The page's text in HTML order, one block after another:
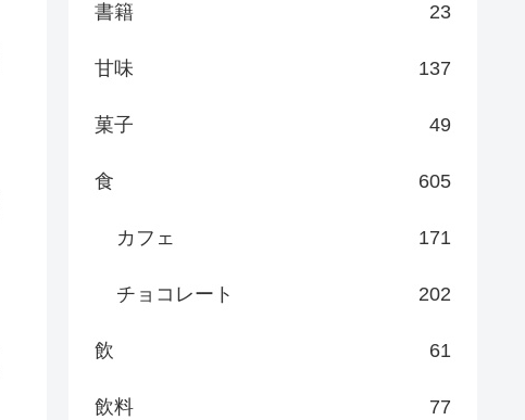
書籍 23
甘味 137
菓子 49
食 605
カフェ 171
チョコレート 202
飲 61
飲料 77